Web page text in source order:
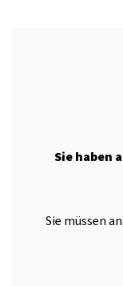
Sie haben
Sie müssen